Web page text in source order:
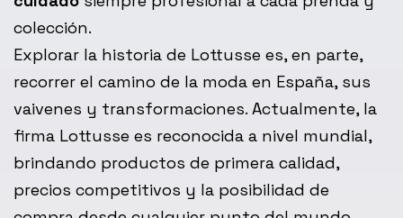
colección.
Explorar la historia de Lottusse es, en parte,
recorrer el camino de la moda en España, sus
vaivenes y transformaciones. Actualmente, la
firma Lottusse es reconocida a nivel mundial,
brindando productos de primera calidad,
precios competitivos y la posibilidad de